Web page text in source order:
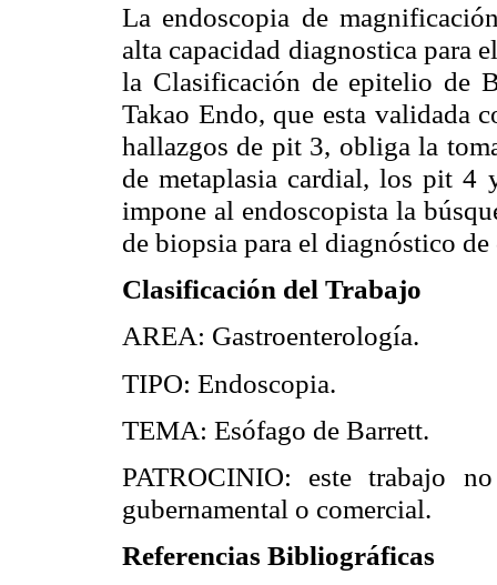
La endoscopia de
alta capacidad diagnostica para
la Clasificación de epitelio de
Takao Endo, que esta validada
hallazgos de pit 3, obliga la
de metaplasia cardial, los pit 4
impone al endoscopista la
de biopsia para el diagnóstico
Clasificación del Trabajo
AREA: Gastroenterología.
TIPO: Endoscopia.
TEMA: Esófago de Barrett.
PATROCINIO: este trabajo
gubernamental o comercial.
Referencias Bibliográficas